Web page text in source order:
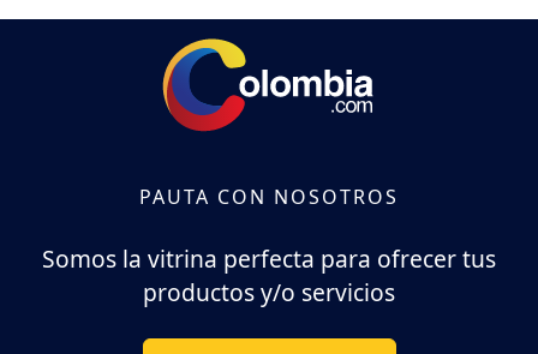
PAUTA CON NOSOTROS
Somos la vitrina perfecta para ofrecer tus
productos y/o servicios